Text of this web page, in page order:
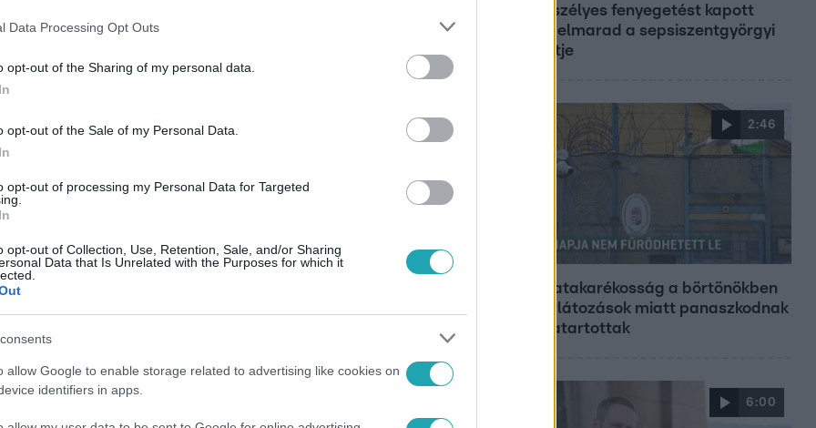
Data Processing Opt Outs
opt-out of the Sharing of my personal data.
opt-out of the Sale of my Personal Data.
opt-out of processing my Personal Data for Targeted
opt-out of Collection, Use, Retention, Sale, and/or Sharing
Data that Is Unrelated with the Purposes for which it
allow Google to enable storage related to advertising like cookies on
identifiers in apps.
ezt az öt dolgot megtisztítani
a rossz szagok.
legyen a Google-találatokban!
Életveszélyes fenyegetést kapott
Majka, elmarad a sepsiszentgyörgyi
koncertje
2:46
Energiatakarékosság a börtönökben
is – korlátozások miatt panaszkodnak
a fogvatartottak
6:00